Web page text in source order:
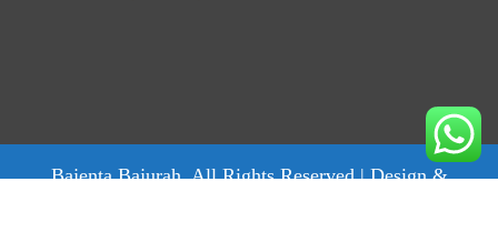
Bajenta Bajurah. All Rights Reserved |Design &